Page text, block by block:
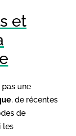
et
pas une
, de récentes
de
les